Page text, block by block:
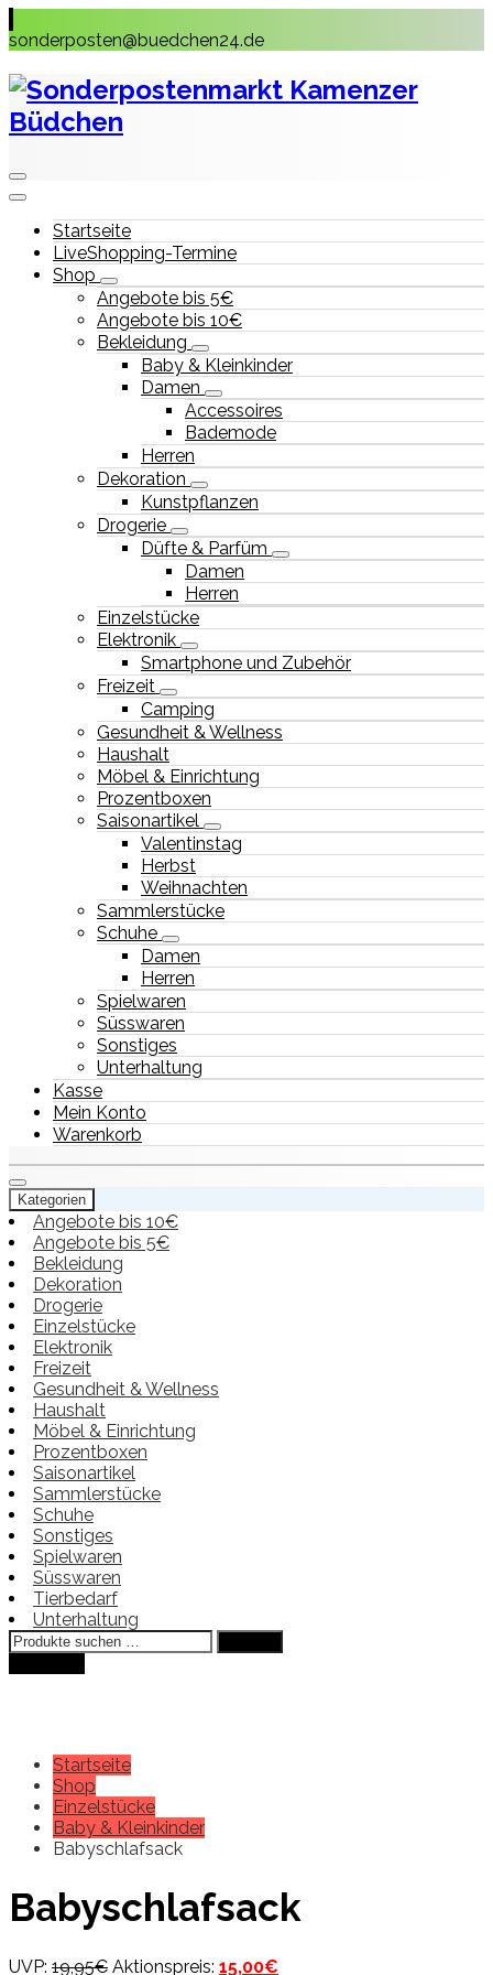
to
sonderposten@buedchen24.de
Startseite
LiveShopping-Termine
Shop
Angebote bis 5€
Angebote bis 10€
Bekleidung
Baby & Kleinkinder
Damen
Accessoires
Bademode
Herren
Dekoration
Kunstpflanzen
Drogerie
Düfte & Parfüm
Damen
Herren
Einzelstücke
Elektronik
Smartphone und Zubehör
Freizeit
Camping
Gesundheit & Wellness
Haushalt
Möbel & Einrichtung
Prozentboxen
Saisonartikel
Valentinstag
Herbst
Weihnachten
Sammlerstücke
Schuhe
Damen
Herren
Spielwaren
Süsswaren
Sonstiges
Unterhaltung
Kasse
Mein Konto
Warenkorb
Kategorien
Angebote bis 10€
Angebote bis 5€
Bekleidung
Dekoration
Drogerie
Einzelstücke
Elektronik
Freizeit
Gesundheit & Wellness
Haushalt
Möbel & Einrichtung
Prozentboxen
Saisonartikel
Sammlerstücke
Schuhe
Sonstiges
Spielwaren
Süsswaren
Tierbedarf
Unterhaltung
Suchen
nach:
Startseite
Shop
Einzelstücke
Baby & Kleinkinder
Babyschlafsack
Babyschlafsack
UVP: 19,95€ Ursprünglicher
Aktionspreis: 15,00€